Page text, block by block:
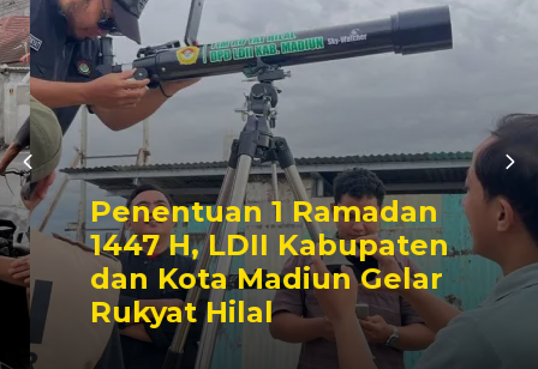
Penentuan 1 Ramadan
1447 H, LDII Kabupaten
dan Kota Madiun Gelar
Rukyat Hilal